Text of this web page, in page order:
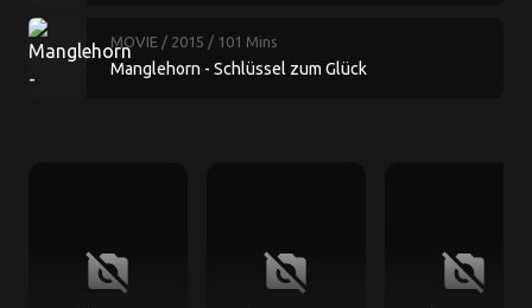
MOVIE / 2015 / 101 Mins
Manglehorn - Schlüssel zum Glück
no_photography no_photography no_photography